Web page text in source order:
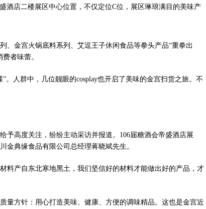
酒店二楼展区中心位置，不仅定位C位，展区琳琅满目的美味产
、金宫火锅底料系列、艾逗王子休闲食品等拳头产品“重拳出
者味蕾。
”。人群中，几位靓眼的cosplay也开启了美味的金宫扫货之旅。不
予高度关注，纷纷主动采访并报道。 106届糖酒会帝盛酒店展
金典缘食品有限公司总经理蒋晓斌先生。
料产自东北寒地黑土，我们坚信好的材料才能做出好的产品，才
量方针：用心打造美味、健康、方便的调味精品。这也是金宫近